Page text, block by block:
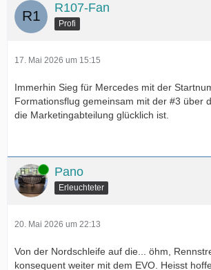
R107-Fan
Profi
17. Mai 2026 um 15:15
Immerhin Sieg für Mercedes mit der
Formationsflug gemeinsam mit der #3 über
die Marketingabteilung glücklich ist.
Online Pano
Erleuchteter
20. Mai 2026 um 22:13
Von der Nordschleife auf die... öhm,
konsequent weiter mit dem EVO. Heisst